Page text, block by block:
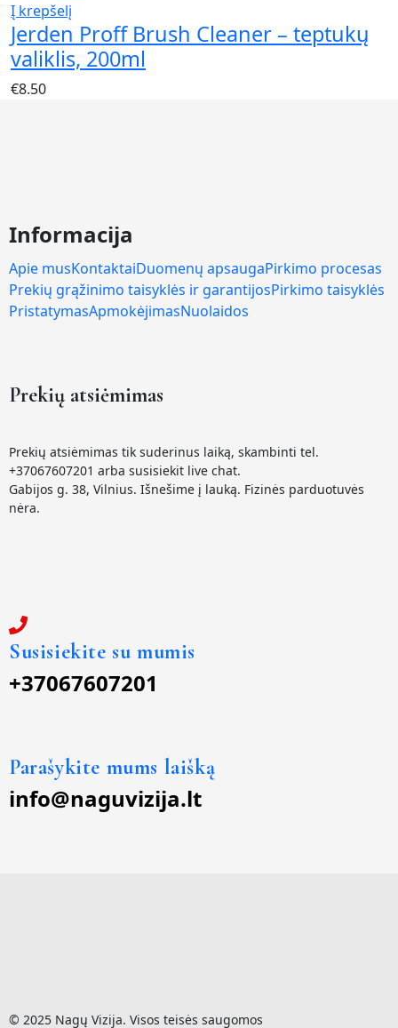
Į krepšelį
Jerden Proff Brush Cleaner – teptukų
valiklis, 200ml
€8.50
Informacija
Apie musKontaktaiDuomenų apsaugaPirkimo procesas
Prekių grąžinimo taisyklės ir garantijosPirkimo taisyklės
PristatymasApmokėjimasNuolaidos
Prekių atsiėmimas
Prekių atsiėmimas tik suderinus laiką, skambinti tel.
+37067607201 arba susisiekit live chat.
Gabijos g. 38, Vilnius. Išnešime į lauką. Fizinės parduotuvės
nėra.
Susisiekite su mumis
+37067607201
Parašykite mums laišką
info@naguvizija.lt
© 2025 Nagų Vizija. Visos teisės saugomos